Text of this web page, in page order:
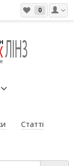
0
Статті